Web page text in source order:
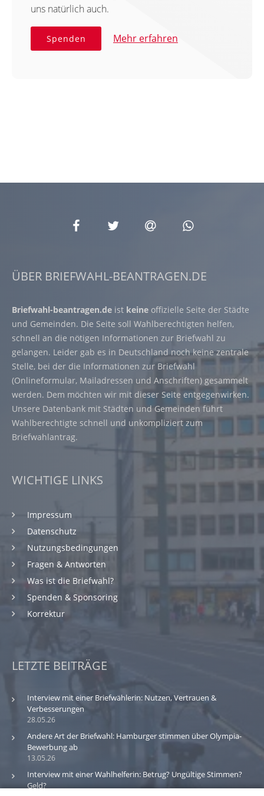
uns natürlich auch.
Spenden Mehr erfahren
ÜBER BRIEFWAHL-BEANTRAGEN.DE
Briefwahl-beantragen.de ist keine offizielle Seite der Städte
und Gemeinden. Die Seite soll Wahlberechtigten helfen,
schnell an die nötigen Informationen zur Briefwahl zu
gelangen. Leider gab es in Deutschland noch keine zentrale
Stelle, bei der die Informationen zur Briefwahl
(Onlineformular, Mailadressen und Anschriften) gesammelt
werden. Dem möchten wir mit dieser Seite entgegenwirken.
Unsere Datenbank mit Städten und Gemeinden führt
Wahlberechtigte schnell und unkompliziert zum
Briefwahlantrag.
WICHTIGE LINKS
Impressum
Datenschutz
Nutzungsbedingungen
Fragen & Antworten
Was ist die Briefwahl?
Spenden & Sponsoring
Korrektur
LETZTE BEITRÄGE
28.05.26
Interview mit einer Briefwählerin: Nutzen, Vertrauen &
Verbesserungen
13.05.26
Andere Art der Briefwahl: Hamburger stimmen über Olympia-
Bewerbung ab
Interview mit einer Wahlhelferin: Betrug? Ungültige Stimmen?
Geld?